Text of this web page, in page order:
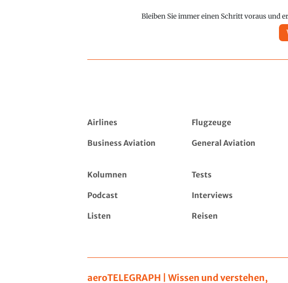
Bleiben Sie immer einen Schritt voraus und
Airlines Flugzeuge
Business Aviation General Aviation
Kolumnen Tests
Podcast Interviews
Listen Reisen
aeroTELEGRAPH | Wissen und verstehen,